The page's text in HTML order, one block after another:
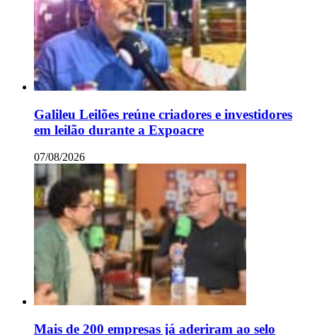
Galileu Leilões reúne criadores e investidores
em leilão durante a Expoacre
07/08/2026
Mais de 200 empresas já aderiram ao selo